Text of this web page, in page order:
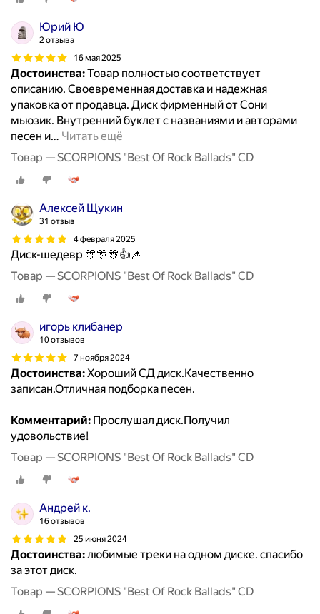
Юрий Ю
2 отзыва
16 мая 2025
Достоинства:Товар полностью соответствует
описанию. Своевременная доставка и надежная
упаковка от продавца. Диск фирменный от Сони
мьюзик. Внутренний буклет с названиями и авторами
песен и… Читать ещё
Товар — SCORPIONS "Best Of Rock Ballads" CD
Алексей Щукин
31 отзыв
4 февраля 2025
Диск-шедевр 🎊🎊🎊👍🎆
Товар — SCORPIONS "Best Of Rock Ballads" CD
игорь клибанер
10 отзывов
7 ноября 2024
Достоинства:Хороший СД диск.Качественно
записан.Отличная подборка песен.
Комментарий: Прослушал диск.Получил
удовольствие!
Товар — SCORPIONS "Best Of Rock Ballads" CD
Андрей к.
16 отзывов
25 июня 2024
Достоинства:любимые треки на одном диске. спасибо
за этот диск.
Товар — SCORPIONS "Best Of Rock Ballads" CD